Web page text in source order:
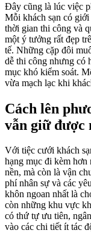
Đây cũng là lúc việc
Mỗi khách sạn có
thời gian thi công và
một ý tưởng rất đẹp
tế. Những cặp đôi
dễ thi công nhưng có
mục khó kiểm soát.
vừa mạch lạc khi
Cách lên
vẫn giữ được
Với tiệc cưới khách
hạng mục đi kèm
nền, mà còn là vận
phí nhân sự và các
khôn ngoan nhất là
còn những khu vực
có thứ tự ưu tiên,
vào các chi tiết ít tác